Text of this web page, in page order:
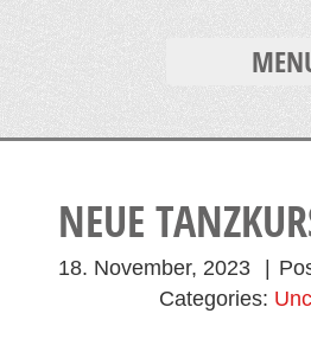
NEUE
18. November, 2023
Categories: